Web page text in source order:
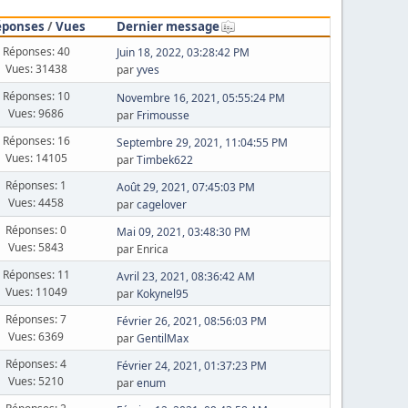
/Vues Dernier message
Réponses: 40
Vues: 31438
Juin 18, 2022, 03:28:42 PM
paryves
Réponses: 10
Vues: 9686
Novembre 16, 2021, 05:55:24 PM
par Frimousse
Réponses: 16
Vues: 14105
Septembre 29, 2021, 11:04:55 PM
parTimbek622
Réponses: 1
Vues: 4458
Août 29, 2021, 07:45:03 PM
parcagelover
Réponses: 0
Vues: 5843
Mai 09, 2021, 03:48:30 PM
par Enrica
Réponses: 11
Vues: 11049
Avril 23, 2021, 08:36:42 AM
par Kokynel95
Réponses: 7
Vues: 6369
Février 26, 2021, 08:56:03 PM
parGentilMax
Réponses: 4
Vues: 5210
Février 24, 2021, 01:37:23 PM
parenum